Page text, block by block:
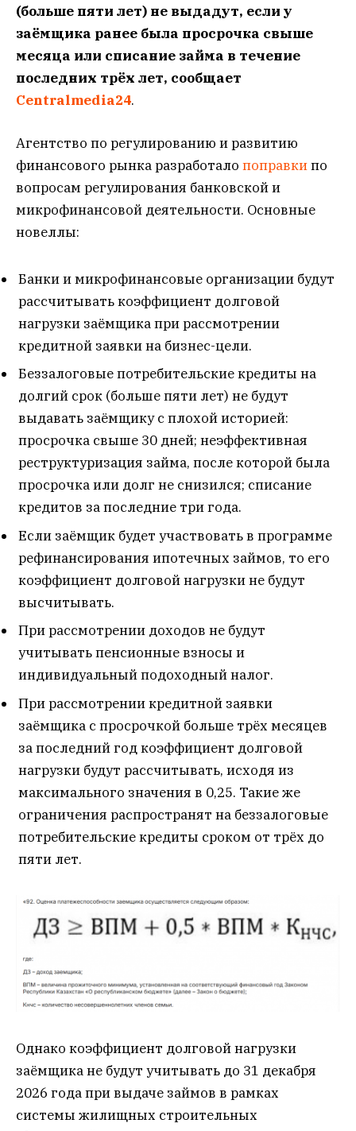
(больше пяти лет) не выдадут, если у
заёмщика ранее была просрочка свыше
месяца или списание займа в течение
последних трёх лет, сообщает
Сentralmedia24.
Агентство по регулированию и развитию
финансового рынка разработало поправкипо
вопросам регулирования банковской и
микрофинансовой деятельности. Основные
новеллы:
Банки и микрофинансовые организации будут
рассчитывать коэффициент долговой
нагрузки заёмщика при рассмотрении
кредитной заявки на бизнес-цели.
Беззалоговые потребительские кредиты на
долгий срок (больше пяти лет) не будут
выдавать заёмщику с плохой историей:
просрочка свыше 30 дней; неэффективная
реструктуризация займа, после которой была
просрочка или долг не снизился; списание
кредитов за последние три года.
Если заёмщик будет участвовать в программе
рефинансирования ипотечных займов, то его
коэффициент долговой нагрузки не будут
высчитывать.
При рассмотрении доходов не будут
учитывать пенсионные взносы и
индивидуальный подоходный налог.
При рассмотрении кредитной заявки
заёмщика с просрочкой больше трёх месяцев
за последний год коэффициент долговой
нагрузки будут рассчитывать, исходя из
максимального значения в 0,25. Такие же
ограничения распространят на беззалоговые
потребительские кредиты сроком от трёх до
пяти лет.
Однако коэффициент долговой нагрузки
заёмщика не будут учитывать до 31 декабря
2026 года при выдаче займов в рамках
системы жилищных строительных